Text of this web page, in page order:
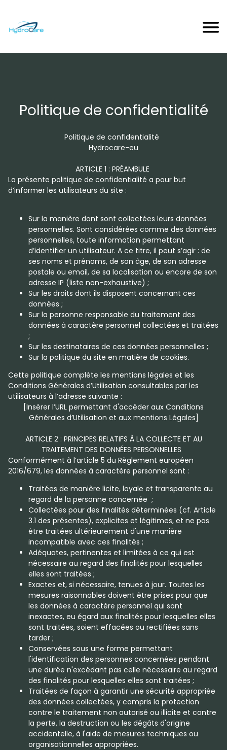
Politique de confidentialité
Politique de confidentialité
Hydrocare-eu
ARTICLE 1 : PRÉAMBULE
La présente politique de confidentialité a pour but
d’informer les utilisateurs du site :
Sur la manière dont sont collectées leurs données
personnelles. Sont considérées comme des données
personnelles, toute information permettant
d’identifier un utilisateur. A ce titre, il peut s’agir : de
ses noms et prénoms, de son âge, de son adresse
postale ou email, de sa localisation ou encore de son
adresse IP (liste non-exhaustive) ;
Sur les droits dont ils disposent concernant ces
données ;
Sur la personne responsable du traitement des
données à caractère personnel collectées et traitées
;
Sur les destinataires de ces données personnelles ;
Sur la politique du site en matière de cookies.
Cette politique complète les mentions légales et les
Conditions Générales d’Utilisation consultables par les
utilisateurs à l’adresse suivante :
[Insérer l’URL permettant d'accéder aux Conditions
Générales d’Utilisation et aux mentions Légales]
ARTICLE 2 : PRINCIPES RELATIFS À LA COLLECTE ET AU
TRAITEMENT DES DONNÉES PERSONNELLES
Conformément à l’article 5 du Règlement européen
2016/679, les données à caractère personnel sont :
Traitées de manière licite, loyale et transparente au
regard de la personne concernée ;
Collectées pour des finalités déterminées (cf. Article
3.1 des présentes), explicites et légitimes, et ne pas
être traitées ultérieurement d'une manière
incompatible avec ces finalités ;
Adéquates, pertinentes et limitées à ce qui est
nécessaire au regard des finalités pour lesquelles
elles sont traitées ;
Exactes et, si nécessaire, tenues à jour. Toutes les
mesures raisonnables doivent être prises pour que
les données à caractère personnel qui sont
inexactes, eu égard aux finalités pour lesquelles elles
sont traitées, soient effacées ou rectifiées sans
tarder ;
Conservées sous une forme permettant
l'identification des personnes concernées pendant
une durée n'excédant pas celle nécessaire au regard
des finalités pour lesquelles elles sont traitées ;
Traitées de façon à garantir une sécurité appropriée
des données collectées, y compris la protection
contre le traitement non autorisé ou illicite et contre
la perte, la destruction ou les dégâts d'origine
accidentelle, à l'aide de mesures techniques ou
organisationnelles appropriées.